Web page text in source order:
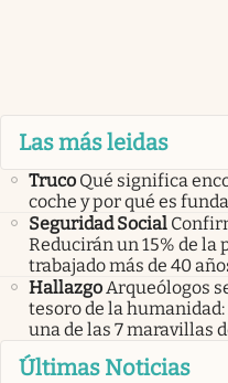
Las más leidas
Truco Qué significa
coche y por qué es
Seguridad Social
Reducirán un 15% de la
trabajado más de 40
HallazgoArqueólogos
tesoro de la
una de las 7 maravillas
Últimas Noticias